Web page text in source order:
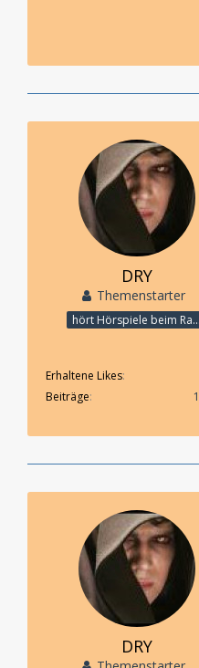
DRY
Themenstarter
hört Hörspiele beim Rasenmähen
Erhaltene Likes
Beiträge
DRY